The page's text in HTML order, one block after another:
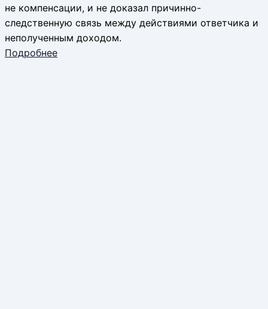
не компенсации, и не доказал причинно-
следственную связь между действиями ответчика и
неполученным доходом.
Подробнее